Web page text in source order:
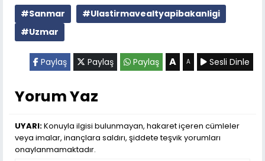
#Sanmar
#Ulastirmavealtyapibakanligi
#Uzmar
Paylaş Paylaş Paylaş A A Sesli Dinle
Yorum Yaz
UYARI:Konuyla ilgisi bulunmayan, hakaret içeren cümleler
veya imalar, inançlara saldırı, şiddete teşvik yorumları
onaylanmamaktadır.